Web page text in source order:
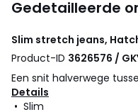
Gedetailleerde
Slim stretch jeans,
Product-ID 3626576 /
Een snit halverwege
Details
• Slim